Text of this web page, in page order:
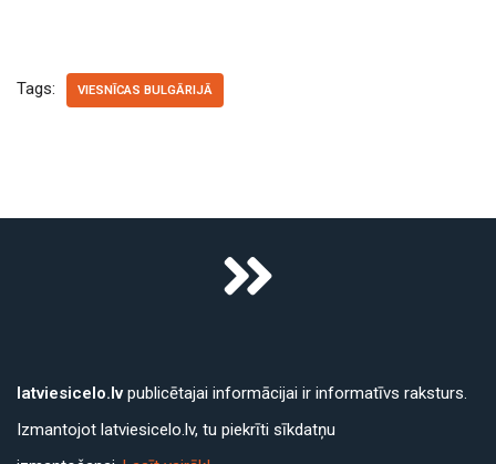
Tags: VIESNĪCAS BULGĀRIJĀ
latviesicelo.lv publicētajai informācijai ir informatīvs raksturs.
Izmantojot latviesicelo.lv, tu piekrīti sīkdatņu